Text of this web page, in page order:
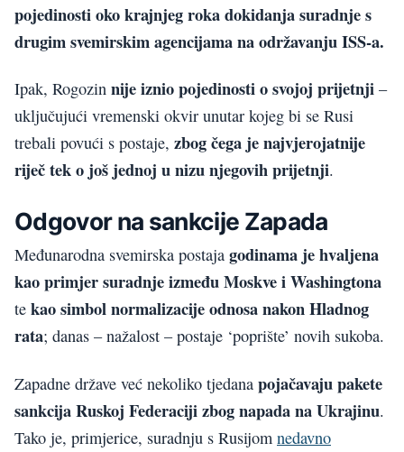
pojedinosti oko krajnjeg roka dokidanja suradnje s
drugim svemirskim agencijama na održavanju ISS-a.
Ipak, Rogozin nije izniopojedinosti o svojoj prijetnji –
uključujući vremenski okvir unutar kojeg bi se Rusi
trebali povući s postaje, zbog čega je najvjerojatnije
riječ tek o još jednoj u nizu njegovih prijetnji.
Odgovor na sankcije Zapada
Međunarodna svemirska postaja godinama je hvaljena
kao primjer suradnje između Moskve i Washingtona
te kao simbol normalizacije odnosa nakon Hladnog
rata; danas – nažalost – postaje ‘poprište’ novih sukoba.
Zapadne države već nekoliko tjedana pojačavaju pakete
sankcija Ruskoj Federaciji zbog napada na Ukrajinu.
Tako je, primjerice, suradnju s Rusijom nedavno